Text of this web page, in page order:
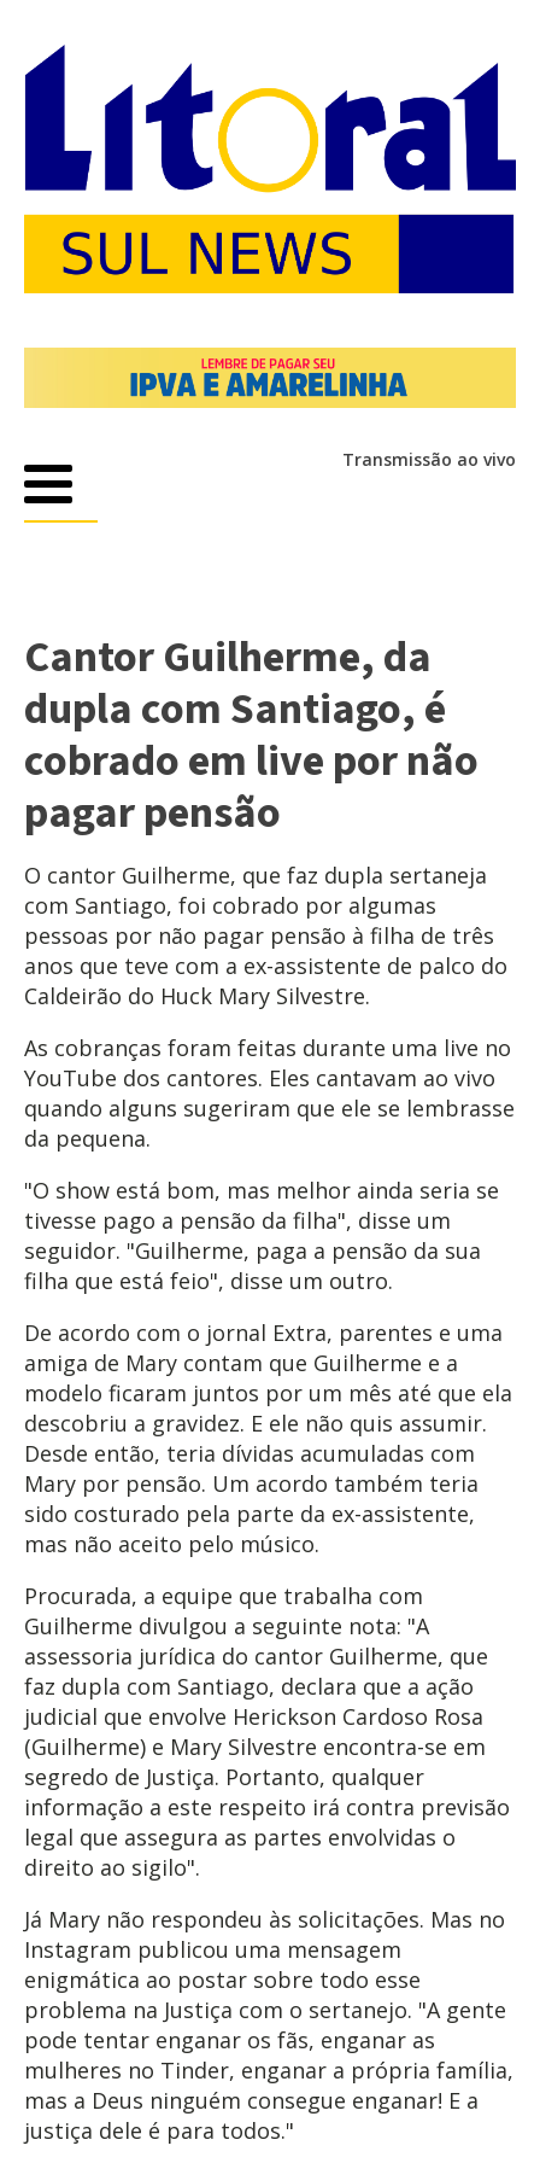
Transmissão ao vivo
Cantor Guilherme, da
dupla com Santiago, é
cobrado em live por não
pagar pensão
O cantor Guilherme, que faz dupla sertaneja
com Santiago, foi cobrado por algumas
pessoas por não pagar pensão à filha de três
anos que teve com a ex-assistente de palco do
Caldeirão do Huck Mary Silvestre.
As cobranças foram feitas durante uma live no
YouTube dos cantores. Eles cantavam ao vivo
quando alguns sugeriram que ele se lembrasse
da pequena.
"O show está bom, mas melhor ainda seria se
tivesse pago a pensão da filha", disse um
seguidor. "Guilherme, paga a pensão da sua
filha que está feio", disse um outro.
De acordo com o jornal Extra, parentes e uma
amiga de Mary contam que Guilherme e a
modelo ficaram juntos por um mês até que ela
descobriu a gravidez. E ele não quis assumir.
Desde então, teria dívidas acumuladas com
Mary por pensão. Um acordo também teria
sido costurado pela parte da ex-assistente,
mas não aceito pelo músico.
Procurada, a equipe que trabalha com
Guilherme divulgou a seguinte nota: "A
assessoria jurídica do cantor Guilherme, que
faz dupla com Santiago, declara que a ação
judicial que envolve Herickson Cardoso Rosa
(Guilherme) e Mary Silvestre encontra-se em
segredo de Justiça. Portanto, qualquer
informação a este respeito irá contra previsão
legal que assegura as partes envolvidas o
direito ao sigilo".
Já Mary não respondeu às solicitações. Mas no
Instagram publicou uma mensagem
enigmática ao postar sobre todo esse
problema na Justiça com o sertanejo. "A gente
pode tentar enganar os fãs, enganar as
mulheres no Tinder, enganar a própria família,
mas a Deus ninguém consegue enganar! E a
justiça dele é para todos."